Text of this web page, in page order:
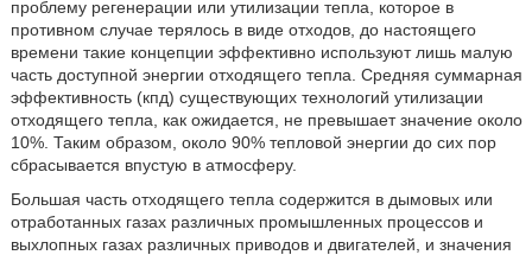
проблему регенерации или утилизации тепла, которое в
противном случае терялось в виде отходов, до настоящего
времени такие концепции эффективно используют лишь малую
часть доступной энергии отходящего тепла. Средняя суммарная
эффективность (кпд) существующих технологий утилизации
отходящего тепла, как ожидается, не превышает значение около
10%. Таким образом, около 90% тепловой энергии до сих пор
сбрасывается впустую в атмосферу.
Большая часть отходящего тепла содержится в дымовых или
отработанных газах различных промышленных процессов и
выхлопных газах различных приводов и двигателей, и значения